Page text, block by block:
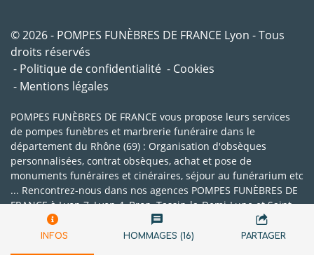
INFOS HOMMAGES (16) PARTAGER
© 2026 - POMPES FUNÈBRES DE FRANCE Lyon - Tous
droits réservés
Politique de confidentialité
Cookies
Mentions légales
POMPES FUNÈBRES DE FRANCE vous propose leurs services
de pompes funèbres et marbrerie funéraire dans le
département du Rhône (69) : Organisation d'obsèques
personnalisées, contrat obsèques, achat et pose de
monuments funéraires et cinéraires, séjour au funérarium etc
... Rencontrez-nous dans nos agences POMPES FUNÈBRES DE
FRANCE à Lyon 7, Lyon 4, Bron, Tassin-la-Demi-Lune et Saint-
Genis-Laval.